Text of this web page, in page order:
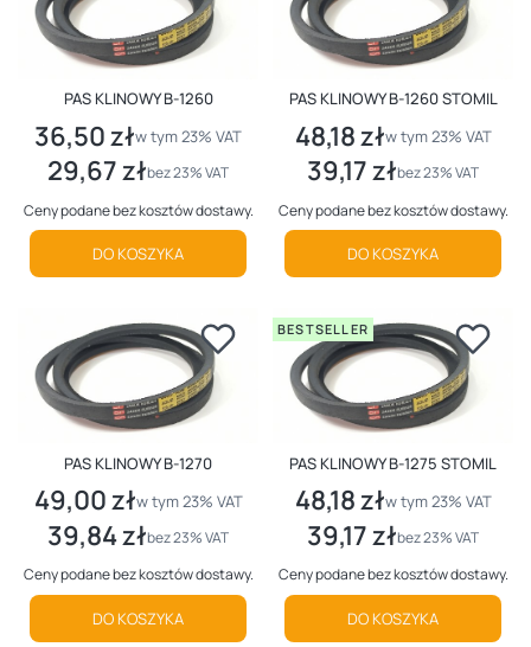
PAS KLINOWY B-1260
Cena brutto
36,50 złw tym %s VAT
w tym23% VAT
Cena netto
29,67 złbez 23% VAT
Ceny podane bez kosztów dostawy.
DO KOSZYKA
PAS KLINOWY B-1260 STOMIL
Cena brutto
48,18 złw tym %s VAT
w tym23% VAT
Cena netto
39,17 złbez 23% VAT
Ceny podane bez kosztów dostawy.
DO KOSZYKA
PAS KLINOWY B-1270
Cena brutto
49,00 złw tym %s VAT
w tym23% VAT
Cena netto
39,84 złbez 23% VAT
Ceny podane bez kosztów dostawy.
DO KOSZYKA
BESTSELLER
PAS KLINOWY B-1275 STOMIL
Cena brutto
48,18 złw tym %s VAT
w tym23% VAT
Cena netto
39,17 złbez 23% VAT
Ceny podane bez kosztów dostawy.
DO KOSZYKA